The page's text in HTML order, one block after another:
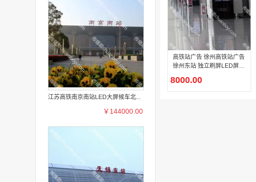
江苏高铁南京南站LED大屏候车北...
￥144000.00
高铁站广告 徐州高铁站广告
徐州东站 独立刷屏LED屏幕
8000.00